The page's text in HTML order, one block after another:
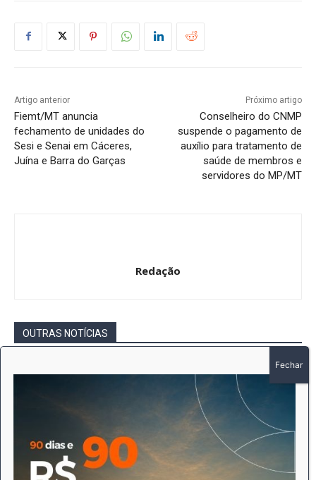
Artigo anterior
Fiemt/MT anuncia
fechamento de unidades do
Sesi e Senai em Cáceres,
Juína e Barra do Garças
Próximo artigo
Conselheiro do CNMP
suspende o pagamento de
auxílio para tratamento de
saúde de membros e
servidores do MP/MT
Redação
OUTRAS NOTÍCIAS
– EDER PAULO MARTINS DE CAMARGO
6 de agosto de 2026
Gerais
Intimação por Edital – Ofício nº 470 /2026
– WANDERLEI SCHONHOLZER
Redação 6 de agosto de 2026